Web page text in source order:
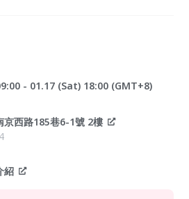
- 01.17 (Sat) 18:00 (GMT+8)
京西路185巷6-1號 2樓
紹